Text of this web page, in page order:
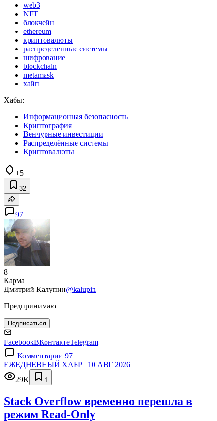
web3
NFT
блокчейн
ethereum
криптовалюты
распределенные системы
шифрование
blockchain
metamask
хайп
Хабы:
Информационная безопасность
Криптография
Венчурные инвестиции
Распределённые системы
Криптовалюты
+5
32
97
8
Карма
Дмитрий Калупин@kalupin
Предпринимаю
Подписаться
FacebookВКонтактеTelegram
Комментарии 97
ЕЖЕДНЕВНЫЙ ХАБР | 10 АВГ 2026
29K
1
Stack Overflow временно перешла в
режим Read-Only